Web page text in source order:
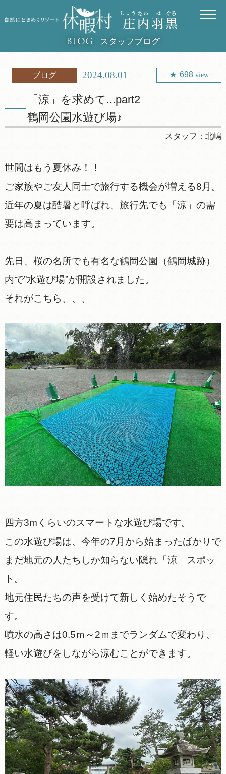
BLOG スタッフブログ
ブログ 2024.08.01 698 view
「涼」を求めて...part2
鶴岡公園水遊び場♪
スタッフ：北嶋
世間はもう夏休み！！
ご家族やご友人同士で旅行する機会が増える8月。
近年の夏は酷暑と呼ばれ、旅行先でも「涼」の需
要は高まっています。
先日、桜の名所でも有名な鶴岡公園（鶴岡城跡）
内で”水遊び場”が開設されました。
それがこちら、、、
四方3mくらいのスマートな水遊び場です。
この水遊び場は、今年の7月から始まったばかりで
まだ地元の人たちしか知らない隠れ「涼」スポッ
ト。
地元住民たちの声を受けて新しく始めたそうで
す。
噴水の高さは0.5ｍ～2ｍまでランダムで変わり、
軽い水遊びをしながら涼むことができます。